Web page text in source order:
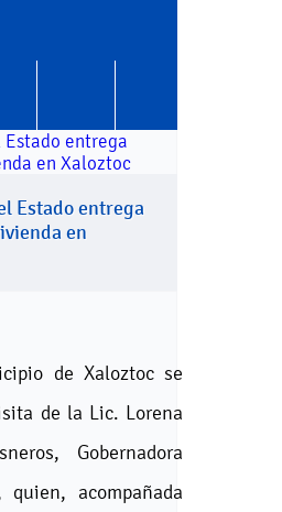
Estado entrega
en
de Xaloztoc se
de la Lic. Lorena
Gobernadora
quien, acompañada